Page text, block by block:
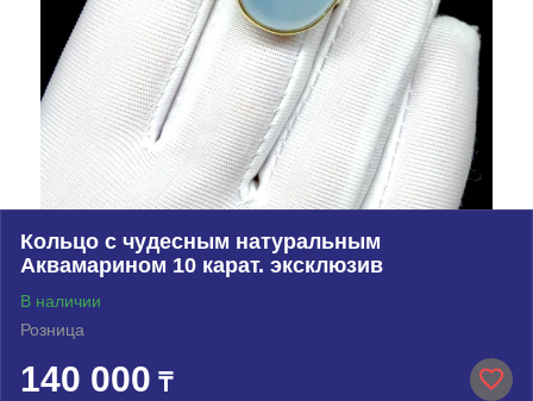
Кольцо с чудесным натуральным
Аквамарином 10 карат. эксклюзив
В наличии
Розница
140 000 ₸